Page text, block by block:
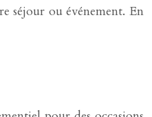
séjour ou événement. En